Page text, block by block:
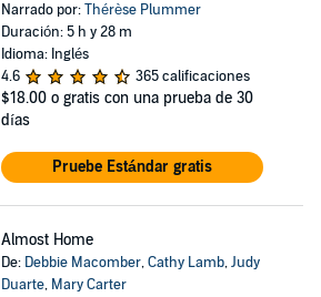
Narrado por:Thérèse Plummer
Duración: 5 h y 28 m
Idioma: Inglés
4.6
365 calificaciones
$18.00 o gratis con una prueba de 30
días
Pruebe Estándar gratis
Almost Home
De: Debbie Macomber,Cathy Lamb,Judy
Duarte, Mary Carter